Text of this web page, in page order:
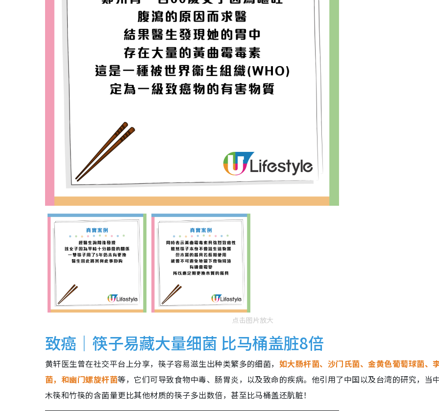
点击图片放大
致癌｜筷子易藏大量细菌 比马桶盖脏8倍
黄轩医生曾在社交平台上分享，筷子容易滋生出种类繁多的细菌， 如大肠杆菌、沙门氏菌、金黄色葡萄球菌、
菌，和幽门螺旋杆菌等，它们可导致食物中毒、肠胃炎，以及致命的疾病。他引用了中国以及台湾的研究，当
木筷和竹筷的含菌量更比其他材质的筷子多出数倍，甚至比马桶盖还肮脏！